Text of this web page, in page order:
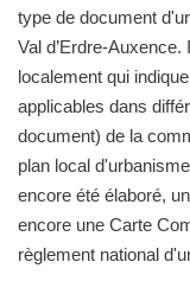
type de document
Val d’Erdre-
localement qui
applicables dans
document) de la
plan local
encore été élaboré,
encore une Carte
règlement national